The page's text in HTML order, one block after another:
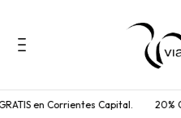
en Corrientes Capital. 20% OFF